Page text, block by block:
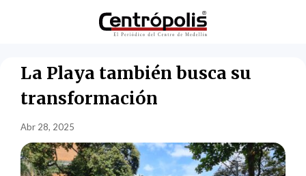
La Playa también busca su
transformación
Abr 28, 2025